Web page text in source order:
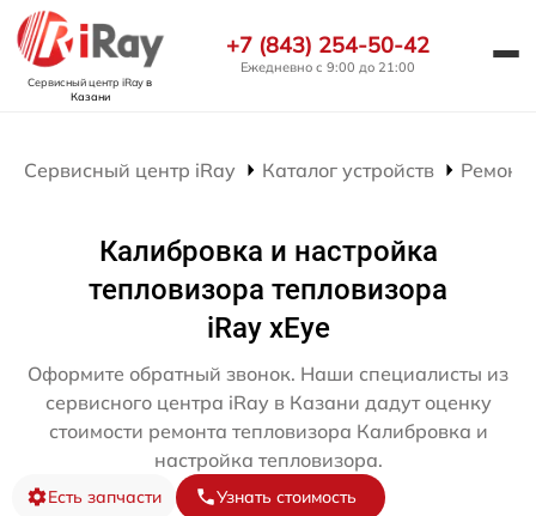
Сервисный центр iRayв
Казани
+7 (843) 254-50-42
Ежедневно с 9:00 до 21:00
Сервисный центр iRay Каталог устройств Ремонт
Калибровка и настройка
тепловизора тепловизора
iRay xEye
Оформите обратный звонок. Наши специалисты из
сервисного центра iRay в Казани дадут оценку
стоимости ремонта тепловизора Калибровка и
настройка тепловизора.
Есть запчасти Узнать стоимость